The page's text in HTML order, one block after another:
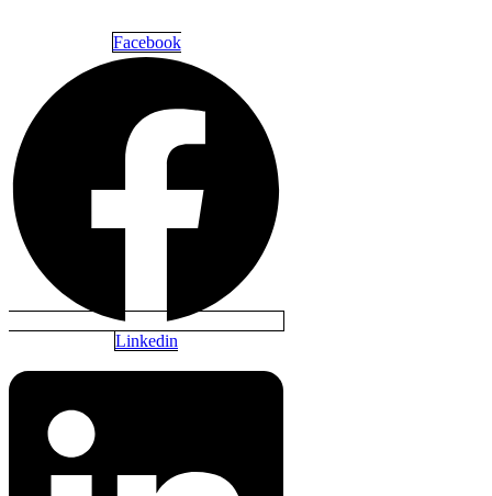
Facebook
Linkedin